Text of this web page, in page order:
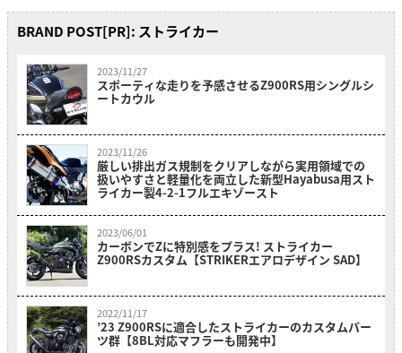
BRAND POST[PR]: ストライカー
2023/11/27
スポーティな走りを予感させるZ900RS用シングルシ
ートカウル
2023/11/26
厳しい排出ガス規制をクリアしながら実用領域での
扱いやすさと軽量化を両立した新型Hayabusa用スト
ライカー製4-2-1フルエキゾースト
2023/06/01
カーボンでZに特別感をプラス! ストライカー
Z900RSカスタム【STRIKERエアロデザイン SAD】
2022/11/17
’23 Z900RSに適合したストライカーのカスタムパー
ツ群【8BL対応マフラーも開発中】